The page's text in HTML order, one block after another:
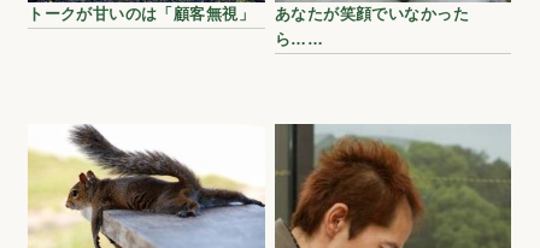
トークが甘いのは「顧客無視」
あなたが笑顔でいなかった
ら……